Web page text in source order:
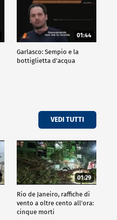
01:44
Garlasco: Sempio e la
bottiglietta d'acqua
VEDI TUTTI
01:29
Rio de Janeiro, raffiche di
vento a oltre cento all'ora:
cinque morti